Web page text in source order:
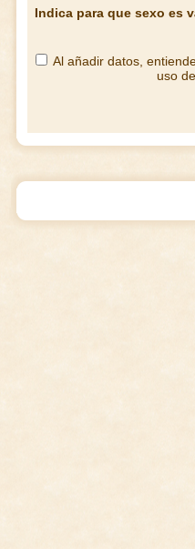
Indica para que sexo es
Al añadir datos,
uso